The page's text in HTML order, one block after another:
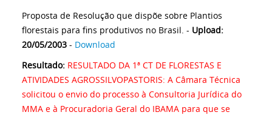
Proposta de Resolução que dispõe sobre Plantios
florestais para fins produtivos no Brasil. - Upload:
20/05/2003 - Download
Resultado: RESULTADO DA 1ª CT DE FLORESTAS E
ATIVIDADES AGROSSILVOPASTORIS: A Câmara Técnica
solicitou o envio do processo à Consultoria Jurídica do
MMA e à Procuradoria Geral do IBAMA para que se